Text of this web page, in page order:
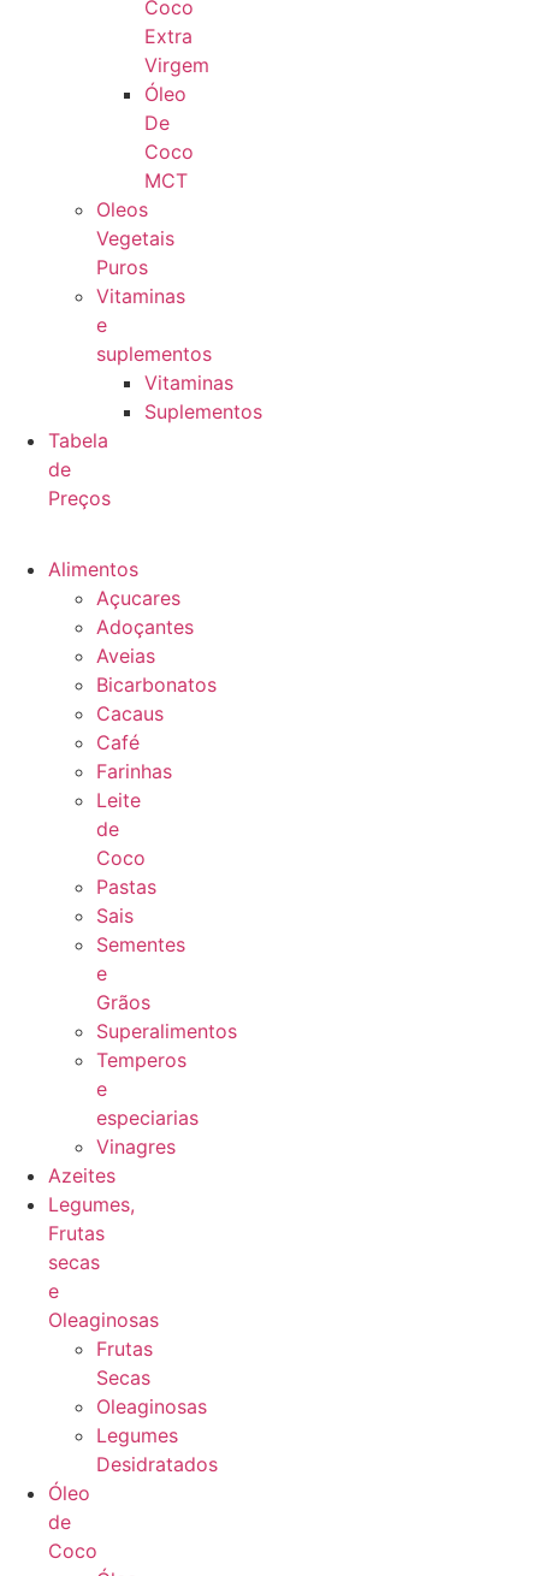
Coco
Extra
Virgem
Óleo
De
Coco
MCT
Oleos
Vegetais
Puros
Vitaminas
e
suplementos
Vitaminas
Suplementos
Tabela
de
Preços
Alimentos
Açucares
Adoçantes
Aveias
Bicarbonatos
Cacaus
Café
Farinhas
Leite
de
Coco
Pastas
Sais
Sementes
e
Grãos
Superalimentos
Temperos
e
especiarias
Vinagres
Azeites
Legumes,
Frutas
secas
e
Oleaginosas
Frutas
Secas
Oleaginosas
Legumes
Desidratados
Óleo
de
Coco